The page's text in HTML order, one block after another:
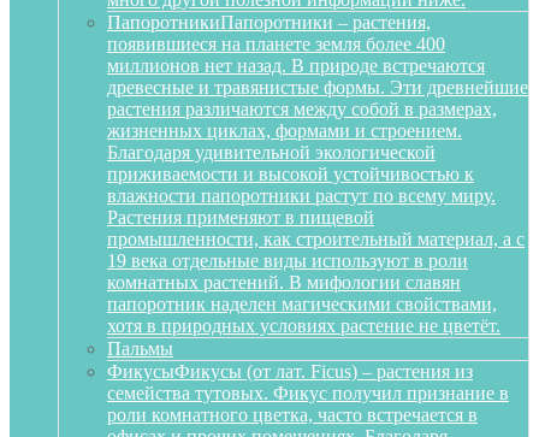
ПапоротникиПапоротники – растения,
появившиеся на планете земля более 400
миллионов нет назад. В природе встречаются
древесные и травянистые формы. Эти древнейшие
растения различаются между собой в размерах,
жизненных циклах, формами и строением.
Благодаря удивительной экологической
приживаемости и высокой устойчивостью к
влажности папоротники растут по всему миру.
Растения применяют в пищевой
промышленности, как строительный материал, а с
19 века отдельные виды используют в роли
комнатных растений. В мифологии славян
папоротник наделен магическими свойствами,
хотя в природных условиях растение не цветёт.
Пальмы
ФикусыФикусы (от лат. Ficus) – растения из
семейства тутовых. Фикус получил признание в
роли комнатного цветка, часто встречается в